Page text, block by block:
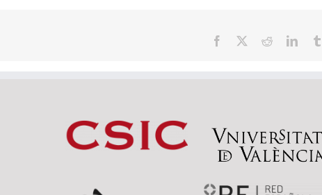
Facebook Reddit